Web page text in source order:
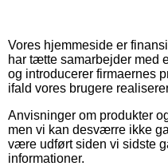
Vores hjemmeside er
har tætte samarbejder med
og introducerer firmaernes
ifald vores brugere
Anvisninger om produkter
men vi kan desværre ikke
være udført siden vi sidste
informationer.